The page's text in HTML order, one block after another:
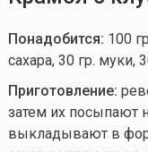
Понадобится: 100
сахара, 30 гр. муки,
Приготовление:
затем их посыпают
выкладывают в